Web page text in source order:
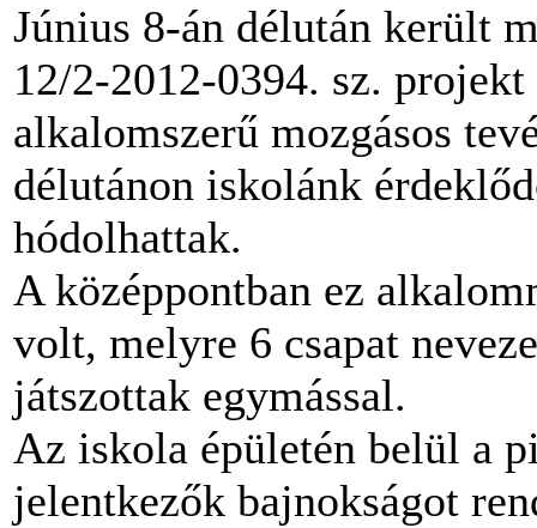
Június 8-án délután került
12/2-2012-0394. sz.
alkalomszerű mozgásos
délutánon iskolánk
hódolhattak.
A középpontban ez
volt, melyre 6 csapat
játszottak egymással.
Az iskola épületén belül a
jelentkezők bajnokságot